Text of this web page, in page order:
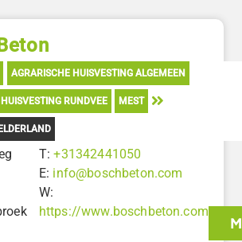
AGRARISCHE HUISVESTING ALGEMEEN
RUNDVEE MEST
T:+31342441050
E: info@boschbeton.com
W:
https://www.boschbeton.com